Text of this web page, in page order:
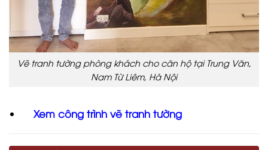
Vẽ tranh tường phòng khách cho căn hộ tại Trung Văn,
Nam Từ Liêm, Hà Nội
Xem công trình vẽ tranh tường